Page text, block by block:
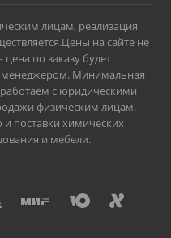
лицам, реализация
на сайте не
по заказу будет
Минимальная
с юридическими
физическим лицам.
и поставки химических
и мебели.